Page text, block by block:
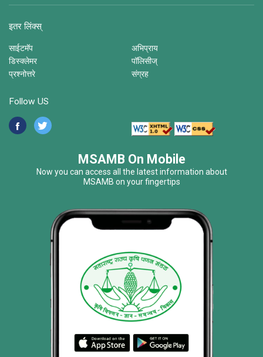
इतर लिंक्स्
साईटमॅप
डिस्क्लेमर
प्रश्नोत्तरे
अभिप्राय
पॉलिसीज्
संग्रह
Follow US
MSAMB On Mobile
Now you can access all the latest information about
MSAMB on your fingertips